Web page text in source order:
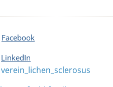
Facebook
LinkedIn
verein_lichen_sclerosus